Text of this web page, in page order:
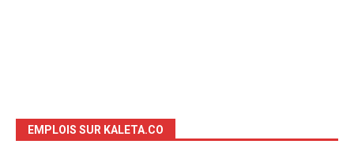
EMPLOIS SUR KALETA.CO